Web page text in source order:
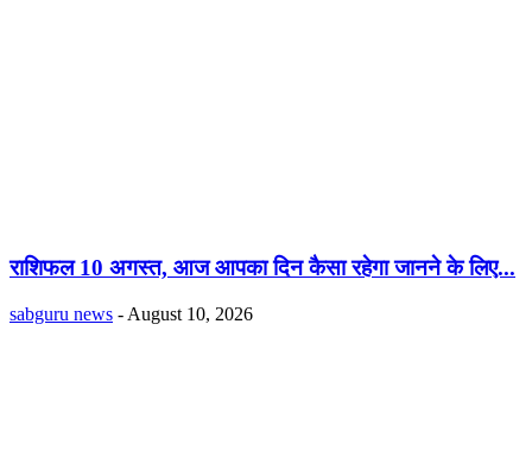
राशिफल 10 अगस्त, आज आपका दिन कैसा रहेगा जानने के लिए...
sabguru news - August 10, 2026